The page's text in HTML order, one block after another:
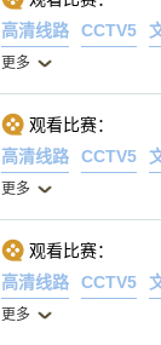
高清线路
CCTV5
更多
观看比赛：
高清线路
CCTV5
更多
观看比赛：
高清线路
CCTV5
更多